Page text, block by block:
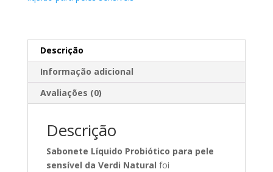
Infantil
200ml
quantidade
Descrição
Informação adicional
Avaliações (0)
Descrição
Sabonete Líquido Probiótico para pele
sensível da Verdi Natural foi